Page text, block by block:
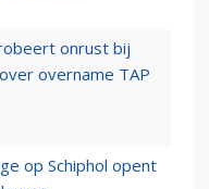
onrust bij
overname TAP
op Schiphol opent